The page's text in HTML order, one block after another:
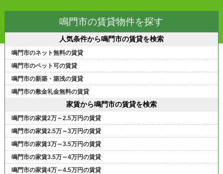
鳴門市の賃貸物件を探す
人気条件から鳴門市の賃貸を検索
鳴門市のネット無料の賃貸
鳴門市のペット可の賃貸
鳴門市の新築・築浅の賃貸
鳴門市の敷金礼金無料の賃貸
家賃から鳴門市の賃貸を検索
鳴門市の家賃2万～2.5万円の賃貸
鳴門市の家賃2.5万～3万円の賃貸
鳴門市の家賃3万～3.5万円の賃貸
鳴門市の家賃3.5万～4万円の賃貸
鳴門市の家賃4万～4.5万円の賃貸